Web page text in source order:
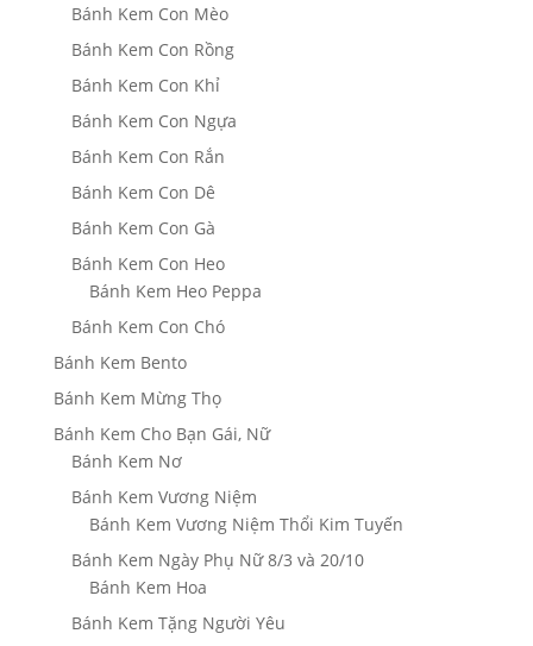
Bánh Kem Con Mèo
Bánh Kem Con Rồng
Bánh Kem Con Khỉ
Bánh Kem Con Ngựa
Bánh Kem Con Rắn
Bánh Kem Con Dê
Bánh Kem Con Gà
Bánh Kem Con Heo
Bánh Kem Heo Peppa
Bánh Kem Con Chó
Bánh Kem Bento
Bánh Kem Mừng Thọ
Bánh Kem Cho Bạn Gái, Nữ
Bánh Kem Nơ
Bánh Kem Vương Niệm
Bánh Kem Vương Niệm Thổi Kim Tuyến
Bánh Kem Ngày Phụ Nữ 8/3 và 20/10
Bánh Kem Hoa
Bánh Kem Tặng Người Yêu